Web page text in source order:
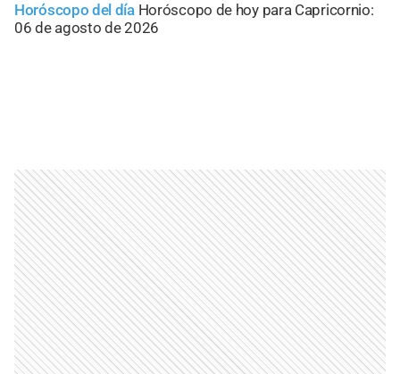
Horóscopo del día Horóscopo de hoy para Capricornio:
06 de agosto de 2026